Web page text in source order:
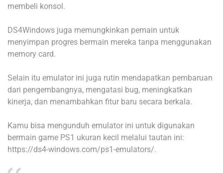
membeli konsol.
DS4Windows juga memungkinkan pemain untuk
menyimpan progres bermain mereka tanpa menggunakan
memory card.
Selain itu emulator ini juga rutin mendapatkan pembaruan
dari pengembangnya, mengatasi bug, meningkatkan
kinerja, dan menambahkan fitur baru secara berkala.
Kamu bisa mengunduh emulator ini untuk digunakan
bermain game PS1 ukuran kecil melalui tautan ini:
https://ds4-windows.com/ps1-emulators/.